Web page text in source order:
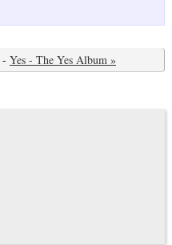
- Yes - The Yes Album »